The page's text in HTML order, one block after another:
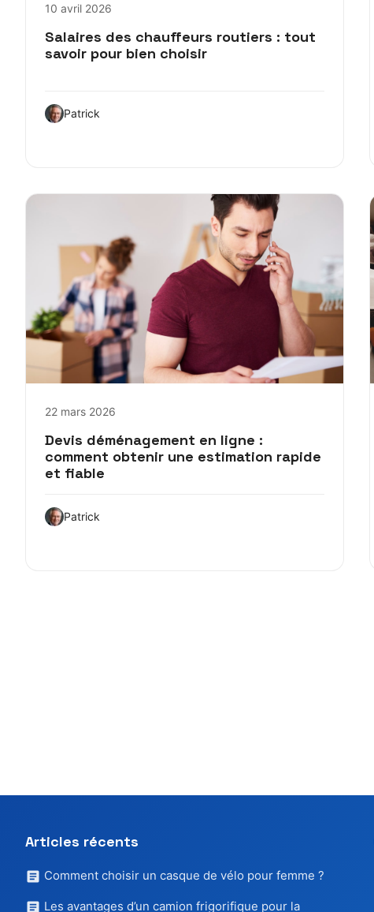
10 avril 2026
Salaires des chauffeurs routiers : tout
savoir pour bien choisir
Patrick
22 mars 2026
Devis déménagement en ligne :
comment obtenir une estimation rapide
et fiable
Patrick
Articles récents
Comment choisir un casque de vélo pour femme ?
Les avantages d’un camion frigorifique pour la